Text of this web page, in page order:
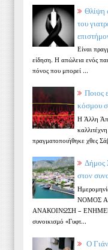
Θλίψη
του
Είναι
είδηση. Η απώλεια ενός
πόνος που μπορεί ...
Ποιος
κόσμου
Η Άλλη
πραγματοποιήθηκε χθες
Δήμος
στον
ΝΟΜΟΣ
ΑΝΑΚΟΙΝΩΣΗ –
συνοικισμό «Γυφτ...
Ο